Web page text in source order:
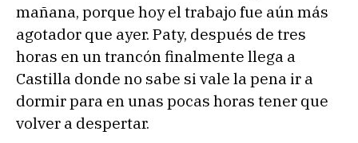
mañana, porque hoy el trabajo fue aún más
agotador que ayer. Paty, después de tres
horas en un trancón finalmente llega a
Castilla donde no sabe si vale la pena ir a
dormir para en unas pocas horas tener que
volver a despertar.